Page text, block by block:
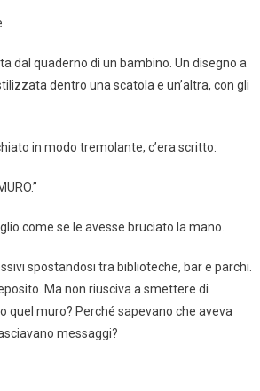
dal quaderno di un bambino. Un disegno a
dentro una scatola e un’altra, con gli
in modo tremolante, c’era scritto:
come se le avesse bruciato la mano.
spostandosi tra biblioteche, bar e parchi.
Ma non riusciva a smettere di
quel muro? Perché sapevano che aveva
messaggi?